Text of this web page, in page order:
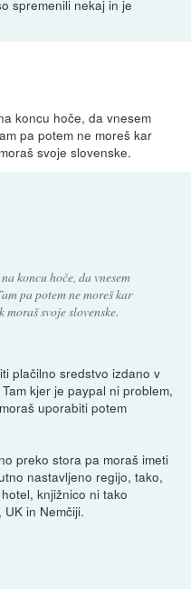
spremenili nekaj in je
koncu hoče, da vnesem
pa potem ne moreš kar
svoje slovenske.
koncu hoče, da vnesem
pa potem ne moreš kar
svoje slovenske.
plačilno sredstvo izdano v
kjer je paypal ni problem,
uporabiti potem
preko stora pa moraš imeti
nastavljeno regijo, tako,
knjižnico ni tako
in Nemčiji.